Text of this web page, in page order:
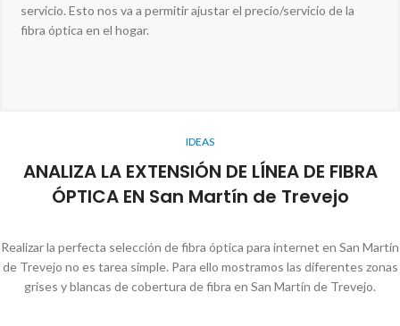
servicio. Esto nos va a permitir ajustar el precio/servicio de la
fibra óptica en el hogar.
IDEAS
ANALIZA LA EXTENSIÓN DE LÍNEA DE FIBRA
ÓPTICA EN San Martín de Trevejo
Realizar la perfecta selección de fibra óptica para internet en San Martín
de Trevejo no es tarea simple. Para ello mostramos las diferentes zonas
grises y blancas de cobertura de fibra en San Martín de Trevejo.